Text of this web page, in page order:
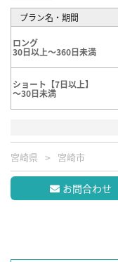
プラン名・期間
ロング
30日以上～360日未満
ショート【7日以上】
～30日未満
宮崎県 宮崎市
お問合わせ